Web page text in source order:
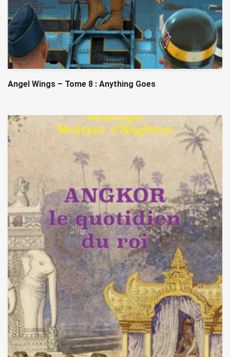
Angel Wings – Tome 8 : Anything Goes